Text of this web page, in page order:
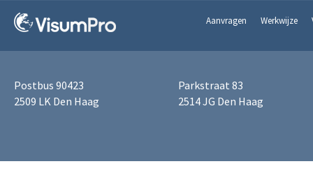
Aanvragen Werkwijze
Postbus 90423
2509 LK Den Haag
Parkstraat 83
2514 JG Den Haag